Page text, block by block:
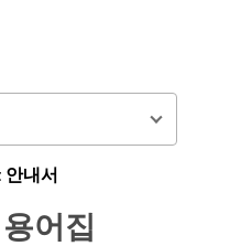
안내서
어집